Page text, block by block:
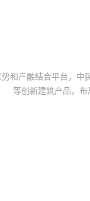
和产融结合平台，中
等创新建筑产品，布